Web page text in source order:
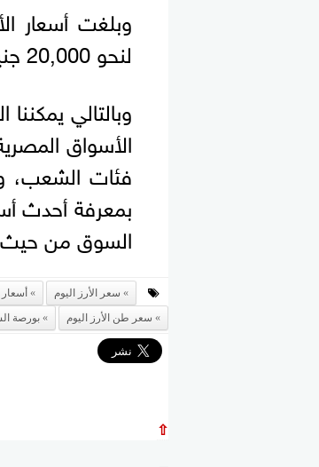
لنحو 20,000 جنيه للطن.
وبالتالي
الأسواق
فئات الشعب،
بمعرفة أحدث
السوق من
سعر الأرز اليوم أسعار
سعر طن الأرز اليوم
بورصة
⇧